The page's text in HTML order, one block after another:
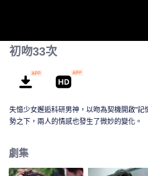
初吻33次
失憶少女邂逅科研男神，以吻為契機開啟"
勢之下，兩人的情感也發生了微妙的變化。
劇集